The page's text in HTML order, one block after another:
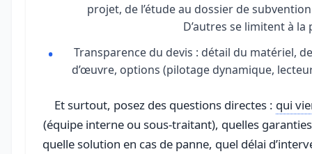
projet, de l’étude au dossier de
D’autres se limitent à la
Transparence du devis : détail du matériel,
d’œuvre, options (pilotage dynamique,
Et surtout, posez des questions directes : qui
(équipe interne ou sous-traitant), quelles
quelle solution en cas de panne, quel délai